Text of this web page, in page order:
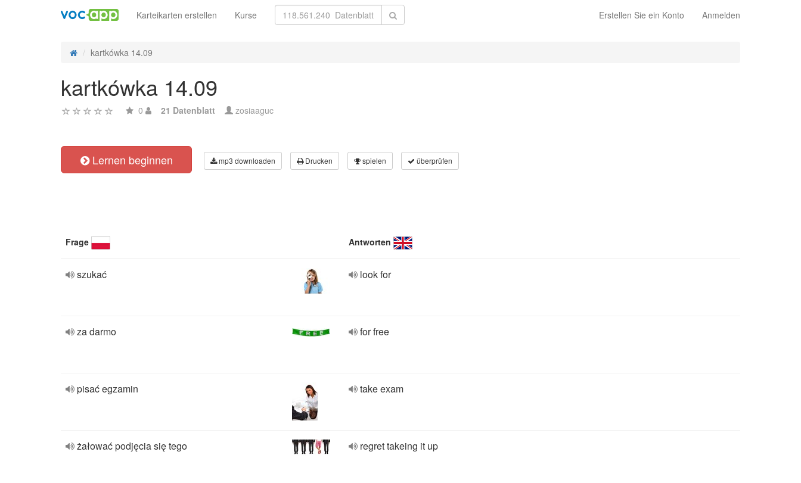
Erstellen Sie ein Konto Anmelden
Karteikarten erstellen Kurse
kartkówka 14.09
kartkówka 14.09
0 21 Datenblatt zosiaaguc
Lernen beginnen mp3 downloaden Drucken spielen überprüfen
Frage Antworten
szukać look for
za darmo for free
pisać egzamin take exam
żałować podjęcia się tego regret takeing it up